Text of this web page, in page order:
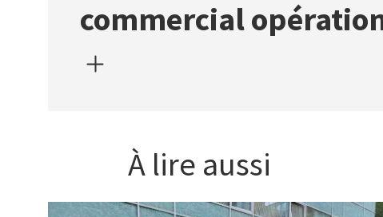
commercial
À lire aussi